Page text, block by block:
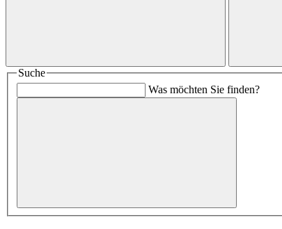
Suche
Was möchten Sie finden?